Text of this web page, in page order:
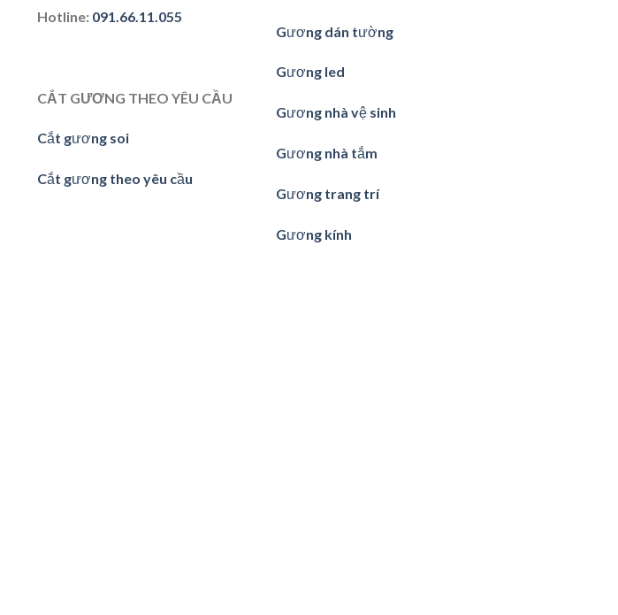
Hotline: 091.66.11.055
CẮT GƯƠNG THEO YÊU CẦU
Cắt gương soi
Cắt gương theo yêu cầu
Gương dán tường
Gương led
Gương nhà vệ sinh
Gương nhà tắm
Gương trang trí
Gương kính